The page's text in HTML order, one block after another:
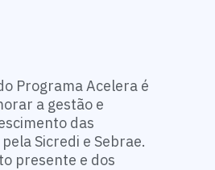
Programa Acelera é
a gestão e
das
Sicredi e Sebrae.
presente e dos